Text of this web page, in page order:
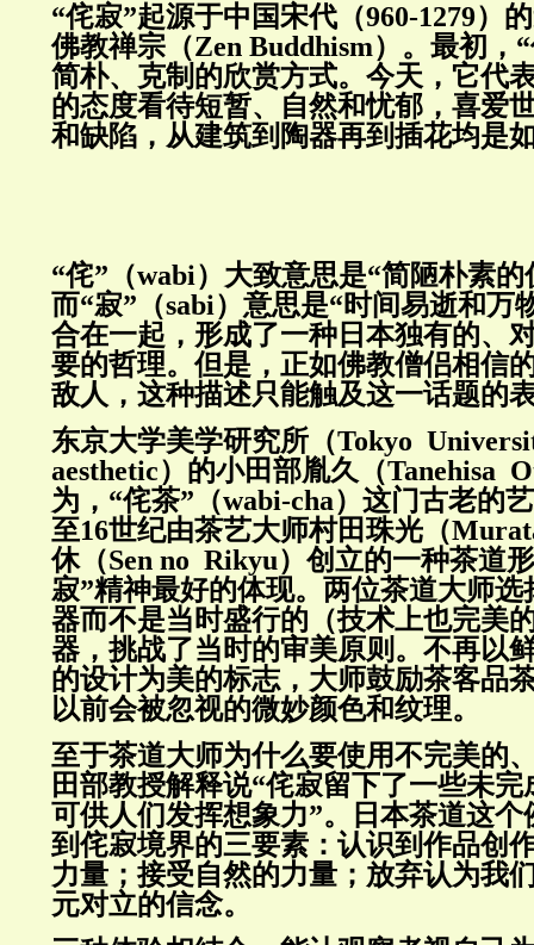
“侘寂”起源于中国宋代（960-1279）
佛教禅宗（Zen Buddhism）。最初，
简朴、克制的欣赏方式。今天，它代
的态度看待短暂、自然和忧郁，喜爱
和缺陷，从建筑到陶器再到插花均是
“侘”（wabi）大致意思是“简陋朴素的
而“寂”（sabi）意思是“时间易逝和万
合在一起，形成了一种日本独有的、
要的哲理。但是，正如佛教僧侣相信
敌人，这种描述只能触及这一话题的
东京大学美学研究所（Tokyo
aesthetic）的小田部胤久（Tanehisa
为，“侘茶”（wabi-cha）这门古老的
至16世纪由茶艺大师村田珠光（
休（Sen no Rikyu）创立的一种茶道
寂”精神最好的体现。两位茶道大师
器而不是当时盛行的（技术上也完美
器，挑战了当时的审美原则。不再以
的设计为美的标志，大师鼓励茶客品
以前会被忽视的微妙颜色和纹理。
至于茶道大师为什么要使用不完美的
田部教授解释说“侘寂留下了一些未
可供人们发挥想象力”。日本茶道这
到侘寂境界的三要素：认识到作品创
力量；接受自然的力量；放弃认为我
元对立的信念。